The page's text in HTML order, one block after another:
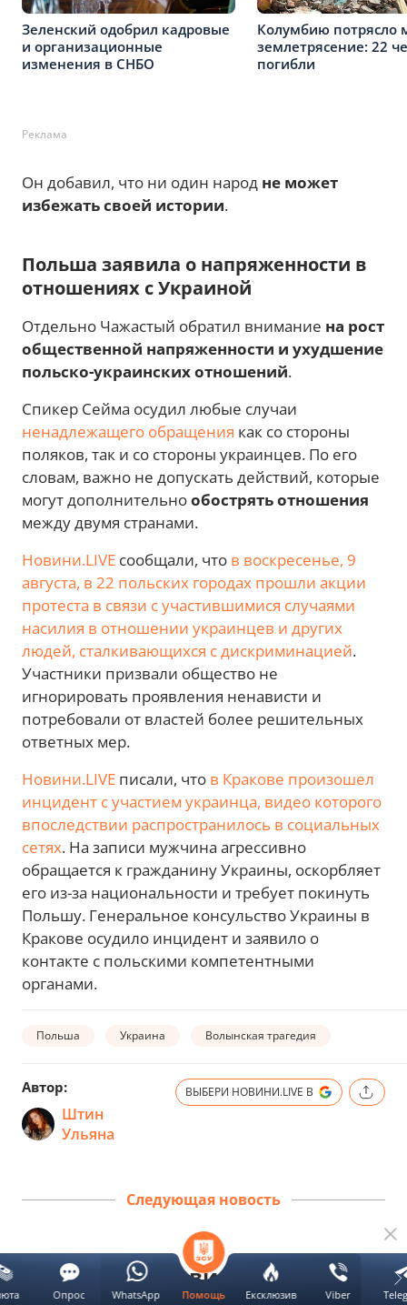
Зеленский одобрил кадровые
и организационные
изменения в СНБО
Колумбию потрясло
землетрясение: 22
погибли
Реклама
Он добавил, что ни один народ не может
избежать своей истории.
Польша заявила о напряженности в
отношениях с Украиной
Отдельно Чажастый обратил внимание на рост
общественной напряженности и ухудшение
польско-украинских отношений.
Спикер Сейма осудил любые случаи
ненадлежащего обращения как со стороны
поляков, так и со стороны украинцев. По его
словам, важно не допускать действий, которые
могут дополнительнообострять отношения
между двумя странами.
Новини.LIVE сообщали, что в воскресенье, 9
августа, в 22 польских городах прошли акции
протеста в связи с участившимися случаями
насилия в отношении украинцев и других
людей, сталкивающихся с дискриминацией.
Участники призвали общество не
игнорировать проявления ненависти и
потребовали от властей более решительных
ответных мер.
Новини.LIVE писали, что в Кракове произошел
инцидент с участием украинца, видео которого
впоследствии распространилось в социальных
сетях. На записи мужчина агрессивно
обращается к гражданину Украины, оскорбляет
его из-за национальности и требует покинуть
Польшу. Генеральное консульство Украины в
Кракове осудило инцидент и заявило о
контакте с польскими компетентными
органами.
Польша Украина Волынская трагедия
Автор:
Штин
Ульяна
ВЫБЕРИ НОВИНИ.LIVE В
Следующая новость
Зеленский заявил об ударе по
Помощь Ексклюзив Viber
Опрос WhatsApp